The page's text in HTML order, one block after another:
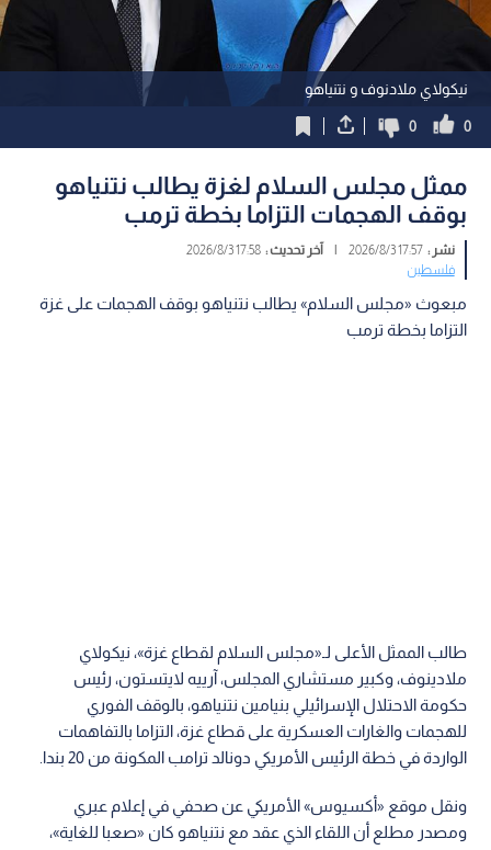
نيكولاي ملادنوف و نتنياهو
0
0
ممثل مجلس السلام لغزة يطالب نتنياهو
بوقف الهجمات التزاما بخطة ترمب
نشر :17:57 2026/8/3
| آخر تحديث :17:58 2026/8/3
فلسطين
مبعوث «مجلس السلام» يطالب نتنياهو بوقف الهجمات على غزة
التزاما بخطة ترمب
طالب الممثل الأعلى لـ«مجلس السلام لقطاع غزة»، نيكولاي
ملادينوف، وكبير مستشاري المجلس، آرييه لايتستون، رئيس
حكومة الاحتلال الإسرائيلي بنيامين نتنياهو، بالوقف الفوري
للهجمات والغارات العسكرية على قطاع غزة، التزاما بالتفاهمات
الواردة في خطة الرئيس الأمريكي دونالد ترامب المكونة من 20 بندا.
ونقل موقع «أكسيوس» الأمريكي عن صحفي في إعلام عبري
ومصدر مطلع أن اللقاء الذي عقد مع نتنياهو كان «صعبا للغاية»،